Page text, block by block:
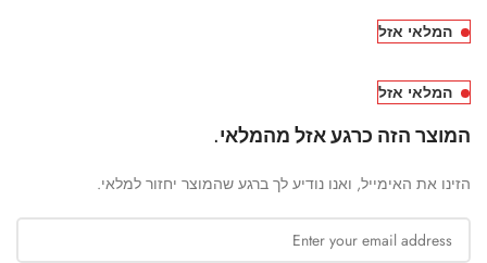
המלאי אזל
המלאי אזל
המוצר הזה כרגע אזל מהמלאי.
הזינו את האימייל, ואנו נודיע לך ברגע שהמוצר יחזור למלאי.